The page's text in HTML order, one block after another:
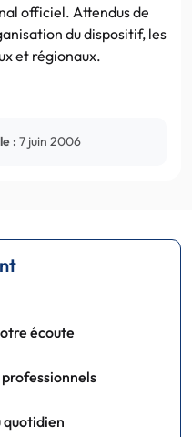
officiel. Attendus de
du dispositif, les
et régionaux.
: 7 juin 2006
écoute
quotidien